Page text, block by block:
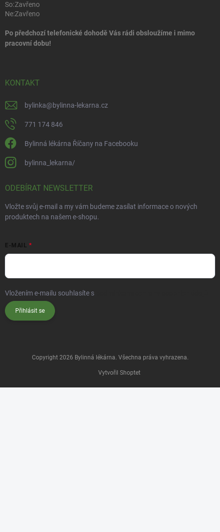
So:Zavřeno
Ne:Zavřeno
Po předchozí telefonické dohodě Vás rádi obsloužíme i mimo
pracovní dobu!
KONTAKT
bylinka@bylinna-lekarna.cz
771 174 846
Bylinná lékárna Říčany na Facebooku
bylinna_lekarna/
ODEBÍRAT NEWSLETTER
Vložte svůj e-mail a my vám budeme zasílat informace o nových
produktech na našem e-shopu.
E-MAIL
Vložením e-mailu souhlasíte s
Přihlásit se
Vytvořil Shoptet
Copyright 2026 Bylinná lékárna. Všechna práva vyhrazena.